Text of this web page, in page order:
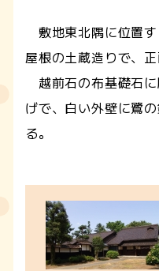
敷地東北隅に位置
屋根の土蔵造りで、
越前石の布基礎石
げで、白い外壁に鷺
る。